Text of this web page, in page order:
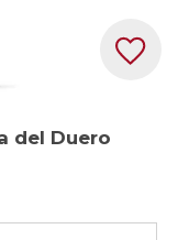
del Duero